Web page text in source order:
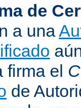
de
a una
firma el
de